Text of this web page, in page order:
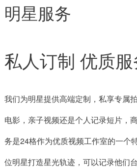
明星服务
私人订制 优质
我们为明星提供高端定制 ， 私享专属
电影 ， 亲子视频还是个人记录短片，
务是24格作为优质视频工作室的一个
位明星打造星光轨迹， 可以记录他们